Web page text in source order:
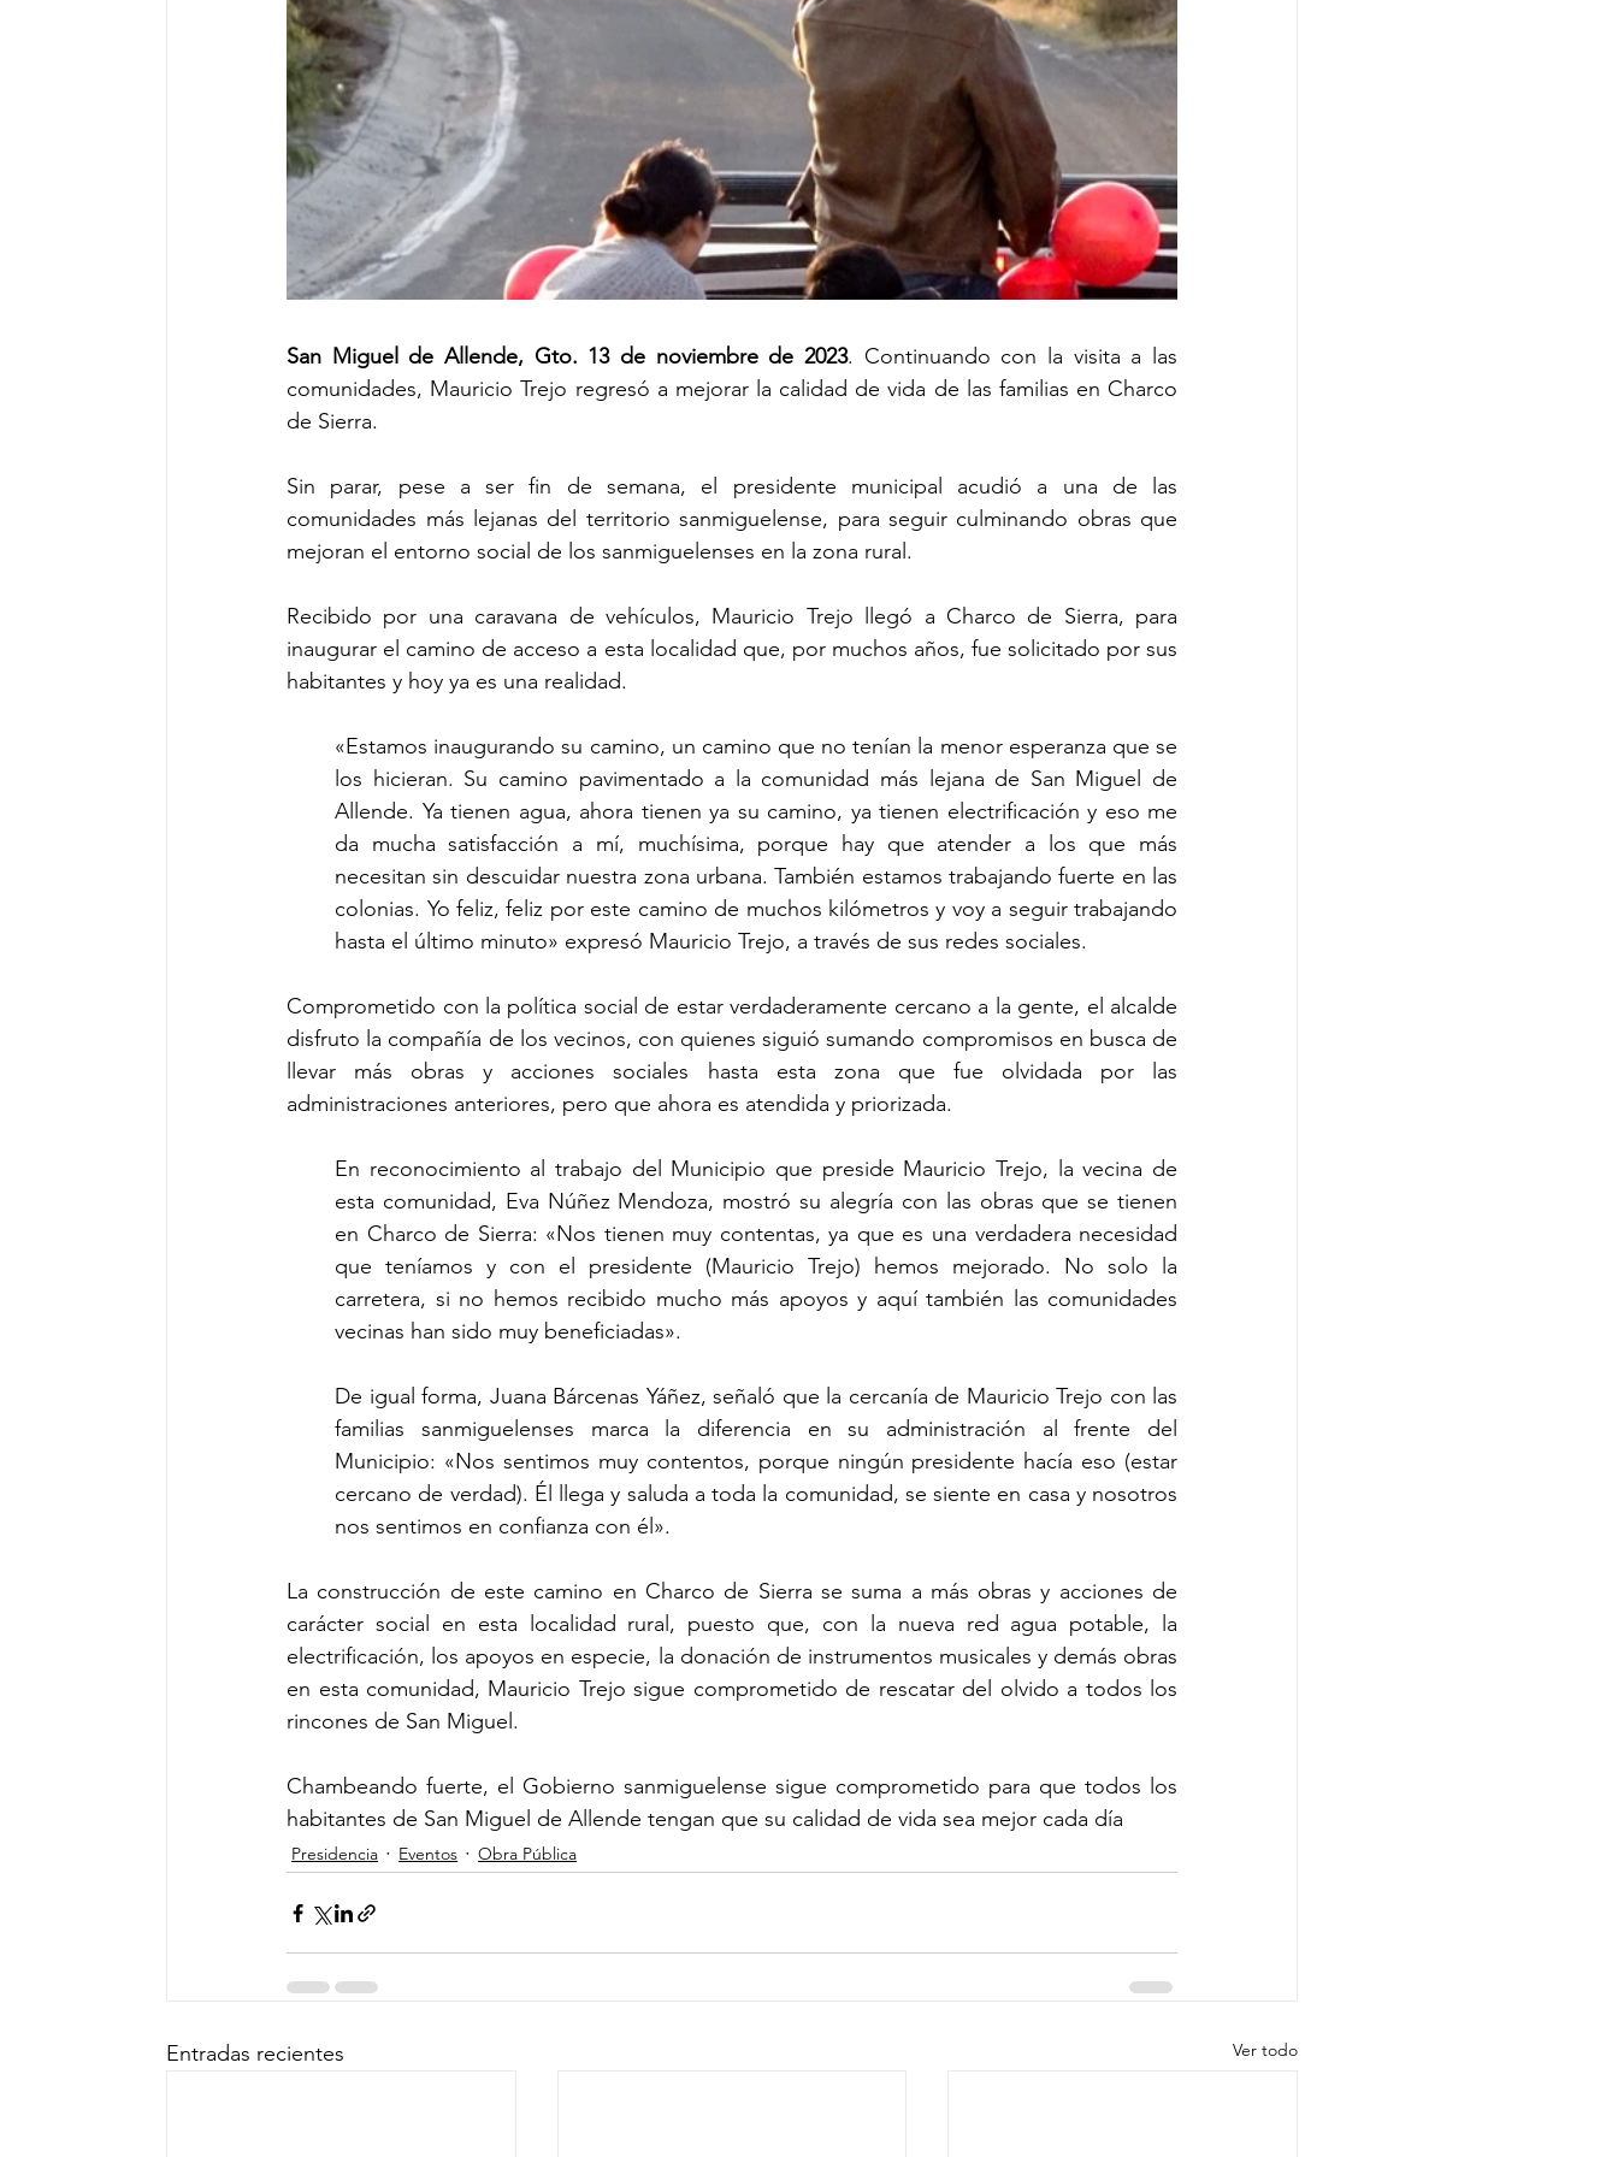
San Miguel de Allende, Gto. 13 de noviembre de 2023. Continuando con la visita a las
comunidades, Mauricio Trejo regresó a mejorar la calidad de vida de las familias en Charco
de Sierra.
Sin parar, pese a ser fin de semana, el presidente municipal acudió a una de las
comunidades más lejanas del territorio sanmiguelense, para seguir culminando obras que
mejoran el entorno social de los sanmiguelenses en la zona rural.
Recibido por una caravana de vehículos, Mauricio Trejo llegó a Charco de Sierra, para
inaugurar el camino de acceso a esta localidad que, por muchos años, fue solicitado por sus
habitantes y hoy ya es una realidad.
«Estamos inaugurando su camino, un camino que no tenían la menor esperanza que se
los hicieran. Su camino pavimentado a la comunidad más lejana de San Miguel de
Allende. Ya tienen agua, ahora tienen ya su camino, ya tienen electrificación y eso me
da mucha satisfacción a mí, muchísima, porque hay que atender a los que más
necesitan sin descuidar nuestra zona urbana. También estamos trabajando fuerte en las
colonias. Yo feliz, feliz por este camino de muchos kilómetros y voy a seguir trabajando
hasta el último minuto» expresó Mauricio Trejo, a través de sus redes sociales.
Comprometido con la política social de estar verdaderamente cercano a la gente, el alcalde
disfruto la compañía de los vecinos, con quienes siguió sumando compromisos en busca de
llevar más obras y acciones sociales hasta esta zona que fue olvidada por las
administraciones anteriores, pero que ahora es atendida y priorizada.
En reconocimiento al trabajo del Municipio que preside Mauricio Trejo, la vecina de
esta comunidad, Eva Núñez Mendoza, mostró su alegría con las obras que se tienen
en Charco de Sierra: «Nos tienen muy contentas, ya que es una verdadera necesidad
que teníamos y con el presidente (Mauricio Trejo) hemos mejorado. No solo la
carretera, si no hemos recibido mucho más apoyos y aquí también las comunidades
vecinas han sido muy beneficiadas».
De igual forma, Juana Bárcenas Yáñez, señaló que la cercanía de Mauricio Trejo con las
familias sanmiguelenses marca la diferencia en su administración al frente del
Municipio: «Nos sentimos muy contentos, porque ningún presidente hacía eso (estar
cercano de verdad). Él llega y saluda a toda la comunidad, se siente en casa y nosotros
nos sentimos en confianza con él».
La construcción de este camino en Charco de Sierra se suma a más obras y acciones de
carácter social en esta localidad rural, puesto que, con la nueva red agua potable, la
electrificación, los apoyos en especie, la donación de instrumentos musicales y demás obras
en esta comunidad, Mauricio Trejo sigue comprometido de rescatar del olvido a todos los
rincones de San Miguel.
Chambeando fuerte, el Gobierno sanmiguelense sigue comprometido para que todos los
habitantes de San Miguel de Allende tengan que su calidad de vida sea mejor cada día
Presidencia Eventos Obra Pública
Entradas recientes Ver todo